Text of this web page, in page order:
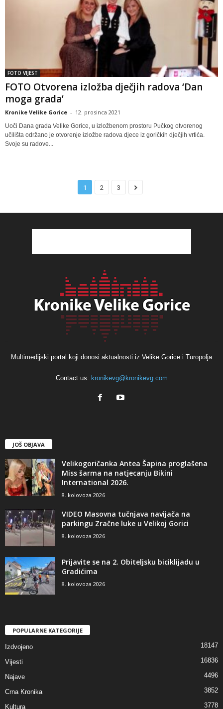
FOTO VIJEST
FOTO Otvorena izložba dječjih radova ‘Dan
moga grada’
Kronike Velike Gorice - 12. prosinca 2021
Uoči Dana grada Velike Gorice, u izložbenom prostoru Pučkog otvorenog
učilišta održano je otvorenje izložbe radova djece iz goričkih dječjih vrtića.
Svoje su radove...
1 2 3
Multimedijski portal koji donosi aktualnosti iz Velike Gorice i Turopolja
Contact us: kronikevg@kronikevg.com
JOŠ OBJAVA
Velikogoričanka Antea Šapina proglašena
Miss šarma na natjecanju Bikini
International 2026.
8. kolovoza 2026
VIDEO Masovna tučnjava navijača na
parkingu Zračne luke u Velikoj Gorici
8. kolovoza 2026
Prijavite se na 2. Obiteljsku biciklijadu u
Gradićima
8. kolovoza 2026
POPULARNE KATEGORIJE
Izdvojeno 18147
Vijesti 16836
Najave 4496
Crna Kronika 3852
Kultura 3778